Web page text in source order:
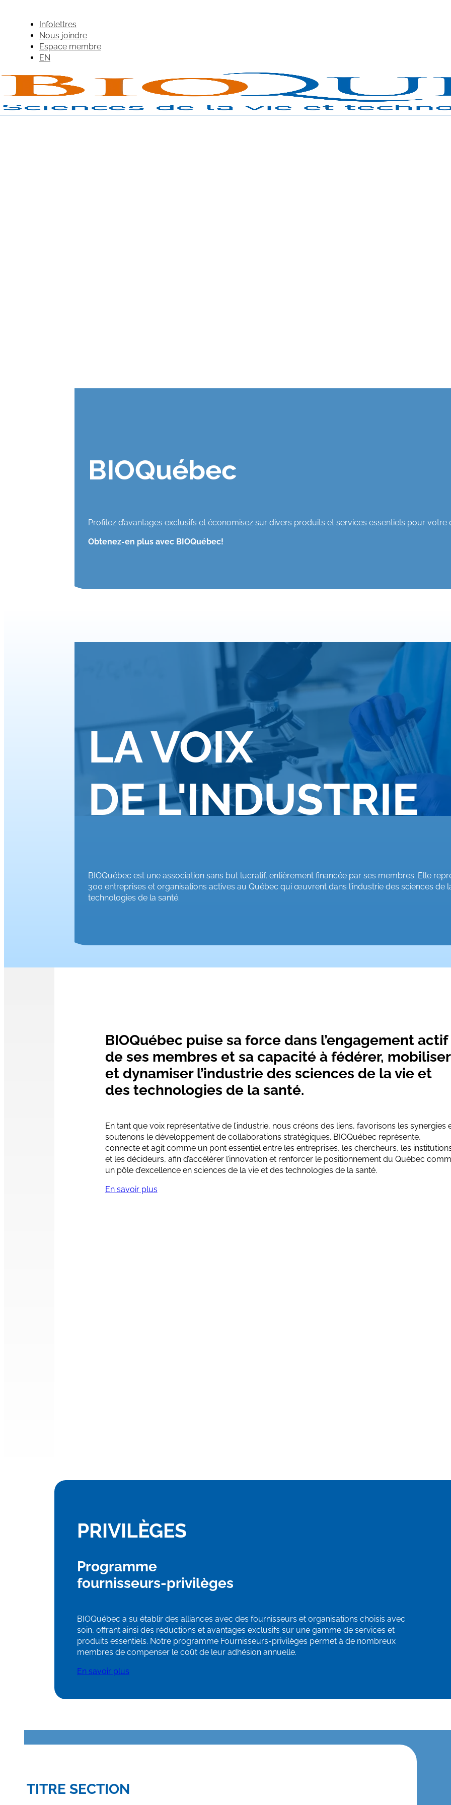
Infolettres
Nous joindre
Espace membre
EN
BIOQuébec
Profitez d’avantages exclusifs et économisez sur divers produits et services essentiels pour votre
Obtenez-en plus avec BIOQuébec!
LA VOIX
DE L'INDUSTRIE
BIOQuébec est une association sans but lucratif, entièrement financée par ses membres. Elle
300 entreprises et organisations actives au Québec qui œuvrent dans l’industrie des sciences de
technologies de la santé.
BIOQuébec puise sa force dans l’engagement actif
de ses membres et sa capacité à fédérer, mobiliser
et dynamiser l’industrie des sciences de la vie et
des technologies de la santé.
En tant que voix représentative de l’industrie, nous créons des liens, favorisons les synergies
soutenons le développement de collaborations stratégiques. BIOQuébec représente,
connecte et agit comme un pont essentiel entre les entreprises, les chercheurs, les
et les décideurs, afin d’accélérer l’innovation et renforcer le positionnement du Québec
un pôle d’excellence en sciences de la vie et des technologies de la santé.
En savoir plus
PRIVILÈGES
Programme
fournisseurs-privilèges
BIOQuébec a su établir des alliances avec des fournisseurs et organisations choisis avec
soin, offrant ainsi des réductions et avantages exclusifs sur une gamme de services et
produits essentiels. Notre programme Fournisseurs-privilèges permet à de nombreux
membres de compenser le coût de leur adhésion annuelle.
En savoir plus
TITRE SECTION